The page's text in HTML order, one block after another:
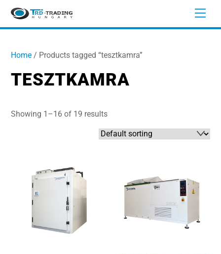
Skip
content
Home / Products tagged “tesztkamra”
TESZTKAMRA
Showing 1–16 of 19 results